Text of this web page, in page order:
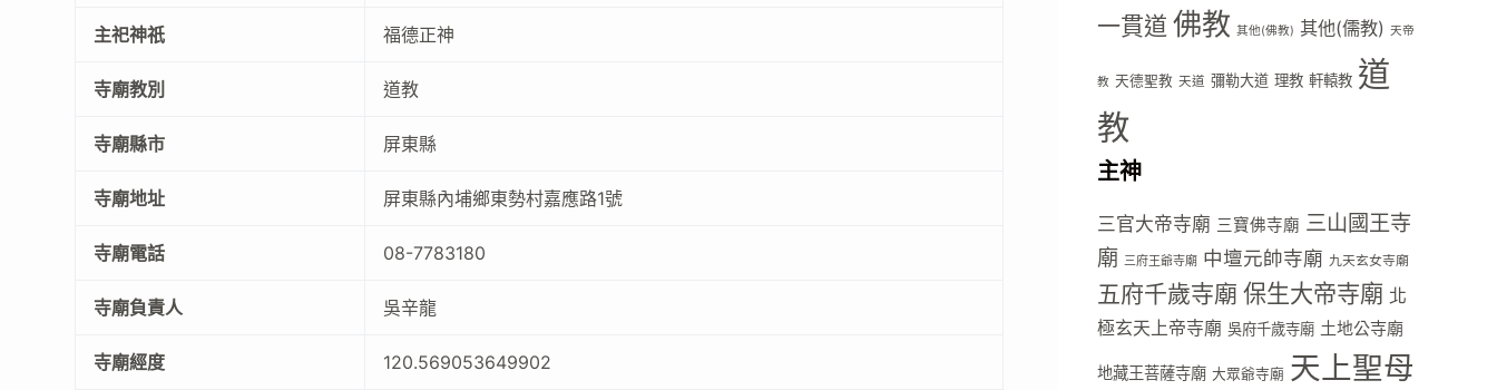
主祀神祇 福德正神
寺廟教別 道教
寺廟縣市 屏東縣
寺廟地址 屏東縣內埔鄉東勢村嘉應路1號
寺廟電話 08-7783180
寺廟負責人 吳辛龍
寺廟經度 120.569053649902
一貫道 佛教 其他(佛教) 其他(儒教) 天帝
教 天德聖教 天道 彌勒大道 理教 軒轅教 道
教
主神
三官大帝寺廟 三寶佛寺廟 三山國王寺
廟 三府王爺寺廟 中壇元帥寺廟 九天玄女寺廟
五府千歲寺廟 保生大帝寺廟 北
極玄天上帝寺廟 吳府千歲寺廟 土地公寺廟
地藏王菩薩寺廟 大眾爺寺廟 天上聖母